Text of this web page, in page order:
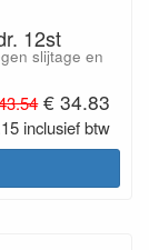
12st
slijtage en
€ 34.83
inclusief btw